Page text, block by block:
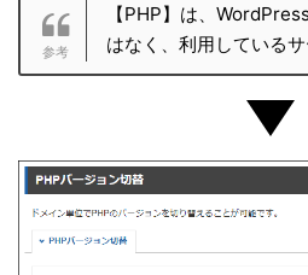
【PHP】は、
はなく、利用しているサ